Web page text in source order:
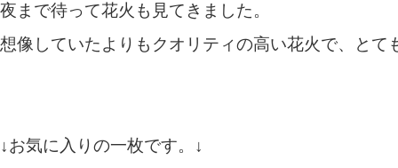
夜まで待って花火も見てきました。
想像していたよりもクオリティの高い花火で、とて
↓お気に入りの一枚です。↓